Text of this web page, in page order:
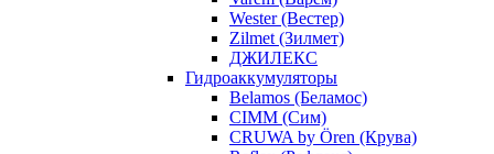
Wester (Вестер)
Zilmet (Зилмет)
ДЖИЛЕКС
Гидроаккумуляторы
Belamos (Беламос)
CIMM (Сим)
CRUWA by Ören (Крува)